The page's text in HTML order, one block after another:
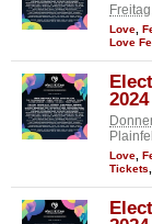
Love,
Love
2024
Love
Tickets